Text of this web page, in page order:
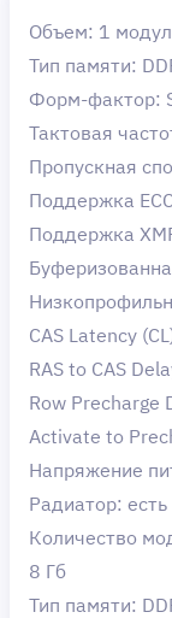
Объем: 1
Тип памяти:
Форм-фактор:
Тактовая
Пропускная
Поддержка
Поддержка
CAS Latency
RAS to CAS
Row Precharge
Activate to
Напряжение
Радиатор: есть
Количество
8 Гб
Тип памяти: